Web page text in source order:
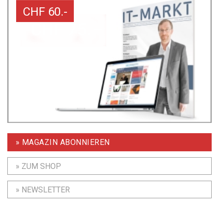
CHF 60.-
» MAGAZIN ABONNIEREN
» ZUM SHOP
» NEWSLETTER